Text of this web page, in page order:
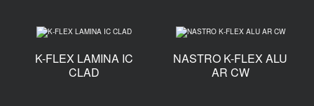
K-FLEX LAMINA IC
CLAD
NASTRO K-FLEX ALU
AR CW